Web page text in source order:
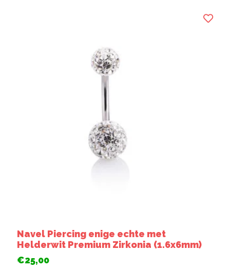
Navel Piercing enige echte met
Helderwit Premium Zirkonia (1.6x6mm)
€25,00